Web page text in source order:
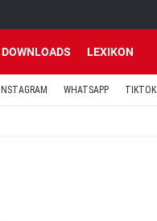
DOWNLOADS LEXIKON
INSTAGRAM WHATSAPP TIKTOK